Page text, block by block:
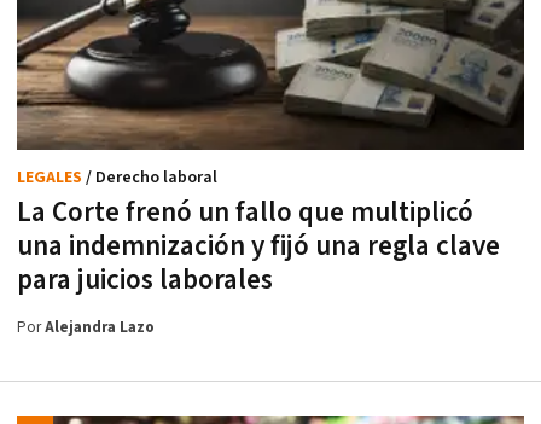
La Corte frenó un fallo que multiplicó
una indemnización y fijó una regla clave
para juicios laborales
LEGALES / Derecho laboral
PorAlejandra Lazo